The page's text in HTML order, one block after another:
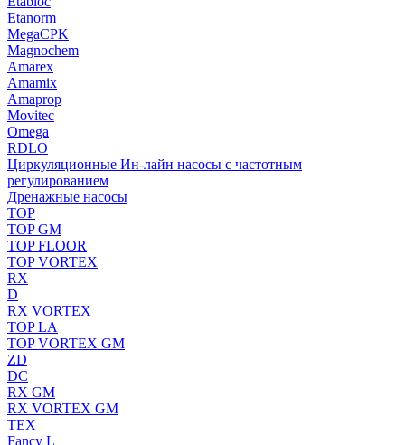
Etanorm
MegaCPK
Magnochem
Amarex
Amamix
Amaprop
Movitec
Omega
RDLO
Циркуляционные Ин-лайн насосы с частотным
регулированием
Дренажные насосы
TOP
TOP GM
TOP FLOOR
TOP VORTEX
RX
D
RX VORTEX
TOP LA
TOP VORTEX GM
ZD
DC
RX GM
RX VORTEX GM
TEX
Fancy L